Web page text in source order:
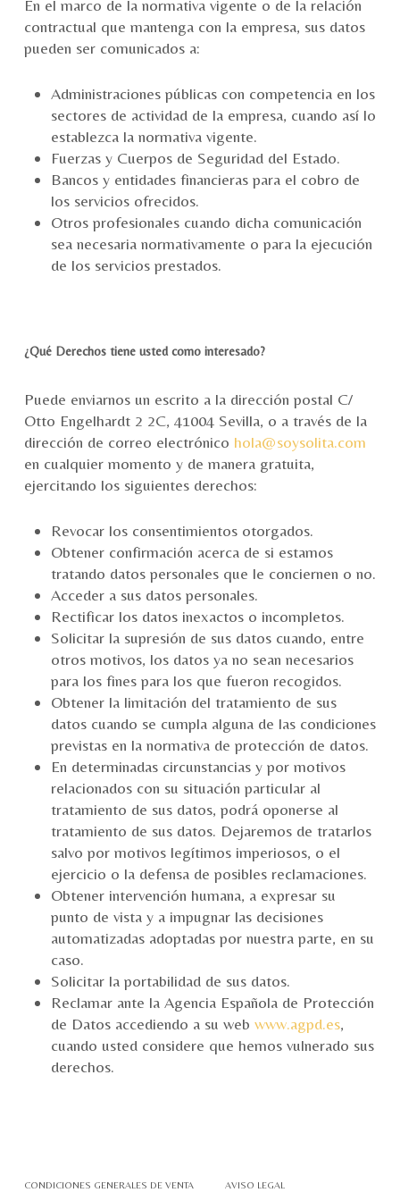
En el marco de la normativa vigente o de la relación
contractual que mantenga con la empresa, sus datos
pueden ser comunicados a:
Administraciones públicas con competencia en los
sectores de actividad de la empresa, cuando así lo
establezca la normativa vigente.
Fuerzas y Cuerpos de Seguridad del Estado.
Bancos y entidades financieras para el cobro de
los servicios ofrecidos.
Otros profesionales cuando dicha comunicación
sea necesaria normativamente o para la ejecución
de los servicios prestados.
¿Qué Derechos tiene usted como interesado?
Puede enviarnos un escrito a la dirección postal C/
Otto Engelhardt 2 2C, 41004 Sevilla, o a través de la
dirección de correo electrónico hola@soysolita.com
en cualquier momento y de manera gratuita,
ejercitando los siguientes derechos:
Revocar los consentimientos otorgados.
Obtener confirmación acerca de si estamos
tratando datos personales que le conciernen o no.
Acceder a sus datos personales.
Rectificar los datos inexactos o incompletos.
Solicitar la supresión de sus datos cuando, entre
otros motivos, los datos ya no sean necesarios
para los fines para los que fueron recogidos.
Obtener la limitación del tratamiento de sus
datos cuando se cumpla alguna de las condiciones
previstas en la normativa de protección de datos.
En determinadas circunstancias y por motivos
relacionados con su situación particular al
tratamiento de sus datos, podrá oponerse al
tratamiento de sus datos. Dejaremos de tratarlos
salvo por motivos legítimos imperiosos, o el
ejercicio o la defensa de posibles reclamaciones.
Obtener intervención humana, a expresar su
punto de vista y a impugnar las decisiones
automatizadas adoptadas por nuestra parte, en su
caso.
Solicitar la portabilidad de sus datos.
Reclamar ante la Agencia Española de Protección
de Datos accediendo a su web www.agpd.es,
cuando usted considere que hemos vulnerado sus
derechos.
CONDICIONES GENERALES DE VENTA AVISO LEGAL